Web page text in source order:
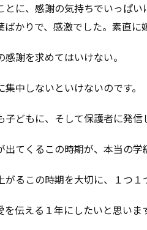
とに、感謝の気持ちでいっぱ
かりで、感激でした。素直に
謝を求めてはいけない。
中しないといけないのです。
子どもに、そして保護者に発
てくるこの時期が、本当の学
るこの時期を大切に、１つ１
伝える１年にしたいと思いま